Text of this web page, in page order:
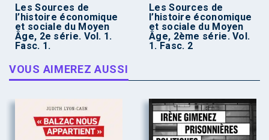
Les Sources de
l’histoire économique
et sociale du Moyen
Âge, 2e série. Vol. 1.
Fasc. 1.
Les Sources de
l’histoire économique
et sociale du Moyen
Âge, 2ème série. Vol.
1. Fasc. 2
VOUS AIMEREZ AUSSI